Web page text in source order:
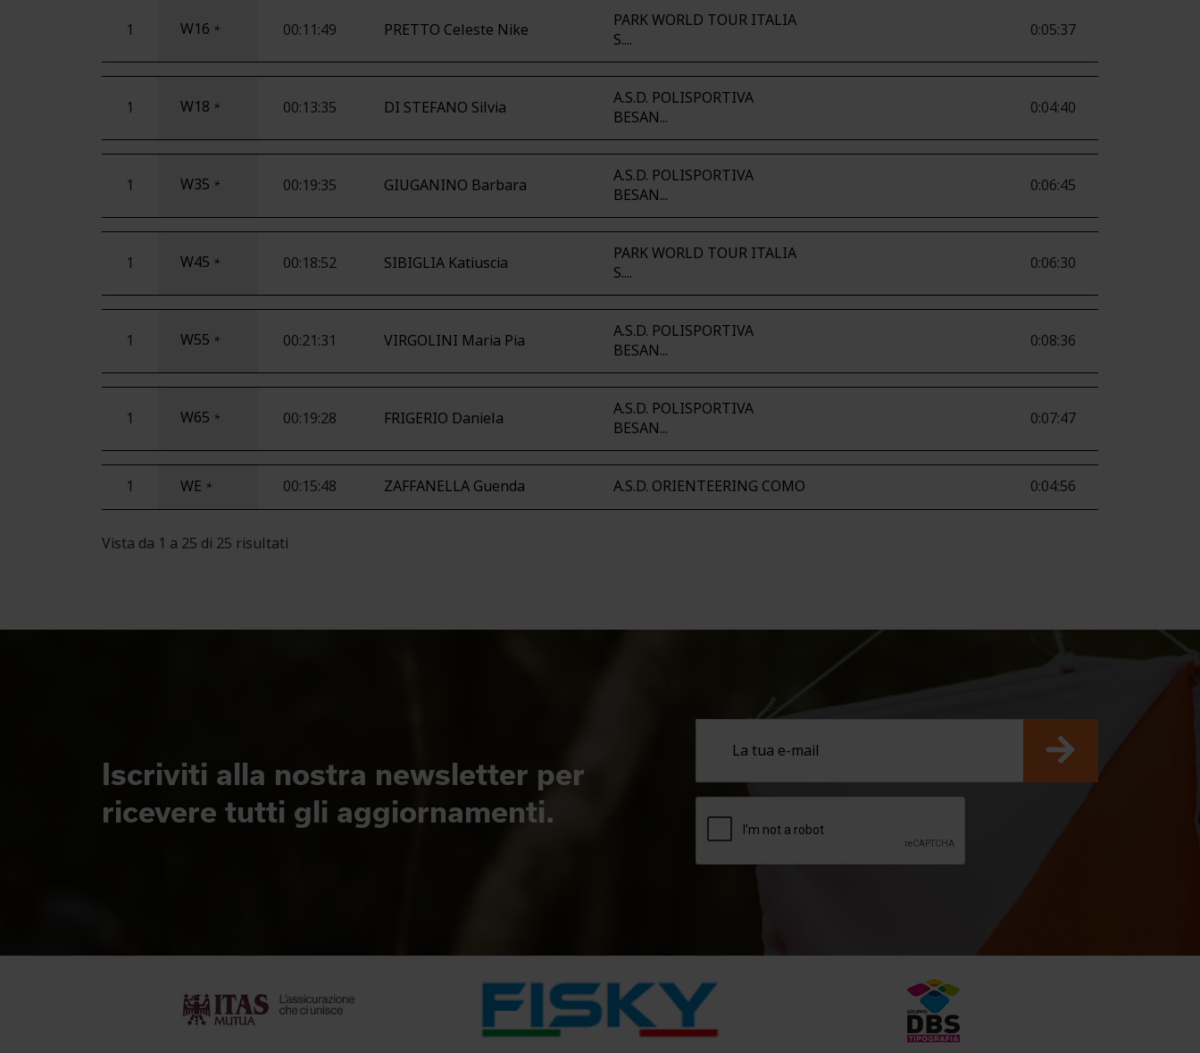
1 W16 * 00:11:49 PRETTO Celeste Nike
PARK WORLD TOUR ITALIA
S....
0:05:37
1 W18 * 00:13:35 DI STEFANO Silvia
A.S.D. POLISPORTIVA
BESAN...
0:04:40
1 W35 * 00:19:35 GIUGANINO Barbara
A.S.D. POLISPORTIVA
BESAN...
0:06:45
1 W45 * 00:18:52 SIBIGLIA Katiuscia
PARK WORLD TOUR ITALIA
S....
0:06:30
1 W55 * 00:21:31 VIRGOLINI Maria Pia
A.S.D. POLISPORTIVA
BESAN...
0:08:36
1 W65 * 00:19:28 FRIGERIO Daniela
A.S.D. POLISPORTIVA
BESAN...
0:07:47
1 WE * 00:15:48 ZAFFANELLA Guenda A.S.D. ORIENTEERING COMO 0:04:56
Vista da 1 a 25 di 25 risultati
Iscriviti alla nostra newsletter per
ricevere tutti gli aggiornamenti.